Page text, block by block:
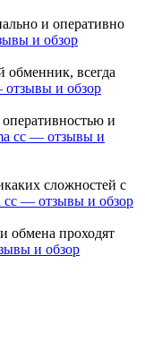
и оперативно
и обзор
обменник, всегда
и обзор
и
cc — отзывы и
сложностей с
cc — отзывы и обзор
обмена проходят
и обзор